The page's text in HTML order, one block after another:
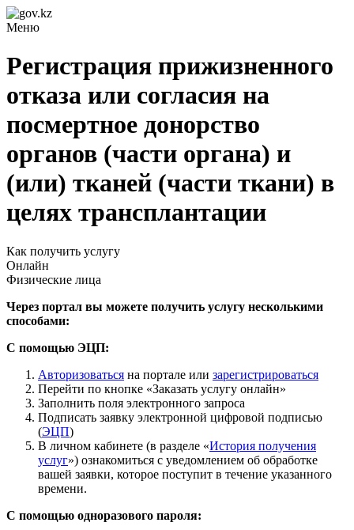
Меню
Регистрация прижизненного
отказа или согласия на
посмертное донорство
органов (части органа) и
(или) тканей (части ткани) в
целях трансплантации
Как получить услугу
Онлайн
Физические лица
Через портал вы можете получить услугу несколькими
способами:
С помощью ЭЦП:
Авторизоваться на портале или зарегистрироваться
Перейти по кнопке «Заказать услугу онлайн»
Заполнить поля электронного запроса
Подписать заявку электронной цифровой подписью
(ЭЦП)
В личном кабинете (в разделе «История получения
услуг») ознакомиться с уведомлением об обработке
вашей заявки, которое поступит в течение указанного
времени.
С помощью одноразового пароля: